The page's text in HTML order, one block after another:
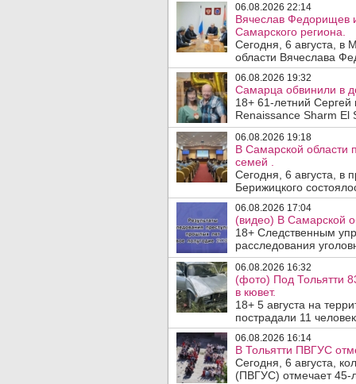
06.08.2026 22:14
Вячеслав Федорищев
Самарского региона.
Сегодня, 6 августа, в
области Вячеслава
06.08.2026 19:32
Самарца обвинили в
18+ 61-летний
Renaissance Sharm El
06.08.2026 19:18
В Самарской области
семей .
Сегодня, 6 августа, в
Берижицкого
06.08.2026 17:04
(видео) В Самарской
18+ Следственным
расследования
06.08.2026 16:32
(фото) Под Тольятти
в кювет.
18+ 5 августа на
пострадали 11
06.08.2026 16:14
В Тольятти ПВГУС
Сегодня, 6 августа,
(ПВГУС) отмечает 45-